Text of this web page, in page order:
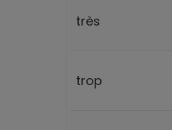
très
trop